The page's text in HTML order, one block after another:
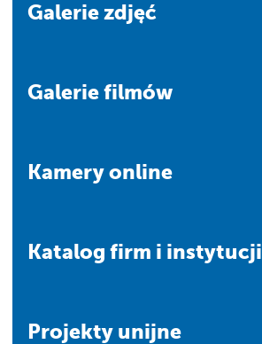
Galerie zdjęć
Galerie filmów
Kamery online
Katalog firm i instytucji
Projekty unijne